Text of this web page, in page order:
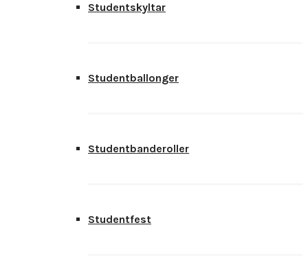
Studentskyltar
Studentballonger
Studentbanderoller
Studentfest